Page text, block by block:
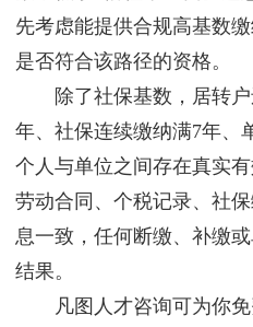
先考虑能提供合规高基数
是否符合该路径的资格。
除了社保基数，居转户
年、社保连续缴纳满7年、
个人与单位之间存在真实
劳动合同、个税记录、社
息一致，任何断缴、补缴
结果。
凡图人才咨询可为你免